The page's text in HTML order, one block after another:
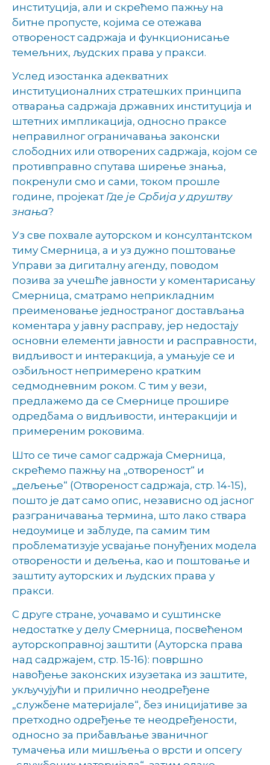
институција, али и скрећемо пажњу на
битне пропусте, којима се отежава
отвореност садржаја и функционисање
темељних, људских права у пракси.
Услед изостанка адекватних
институционалних стратешких принципа
отварања садржаја државних институција и
штетних импликација, односно праксе
неправилног ограничавања законски
слободних или отворених садржаја, којом се
противправно спутава ширење знања,
покренули смо и сами, током прошле
године, пројекат Где је Србија у друштву
знања?
Уз све похвале ауторском и консултантском
тиму Смерница, а и уз дужно поштовање
Управи за дигиталну агенду, поводом
позива за учешће јавности у коментарисању
Смерница, сматрамо неприкладним
преименовање једностраног достављања
коментара у јавну расправу, јер недостају
основни елементи јавности и расправности,
видљивост и интеракција, а умањује се и
озбиљност непримерено кратким
седмодневним роком. С тим у вези,
предлажемо да се Смернице прошире
одредбама о видљивости, интеракцији и
примереним роковима.
Што се тиче самог садржаја Смерница,
скрећемо пажњу на „отвореност“ и
„дељење“ (Отвореност садржаја, стр. 14-15),
пошто је дат само опис, независно од јасног
разграничавања термина, што лако ствара
недоумице и заблуде, па самим тим
проблематизује усвајање понуђених модела
отворености и дељења, као и поштовање и
заштиту ауторских и људских права у
пракси.
С друге стране, уочавамо и суштинске
недостатке у делу Смерница, посвећеном
ауторскоправној заштити (Ауторска права
над садржајем, стр. 15-16): површно
навођење законских изузетака из заштите,
укључујући и прилично неодређене
„службене материјале“, без иницијативе за
претходно одређење те неодређености,
односно за прибављање званичног
тумачења или мишљења о врсти и опсегу